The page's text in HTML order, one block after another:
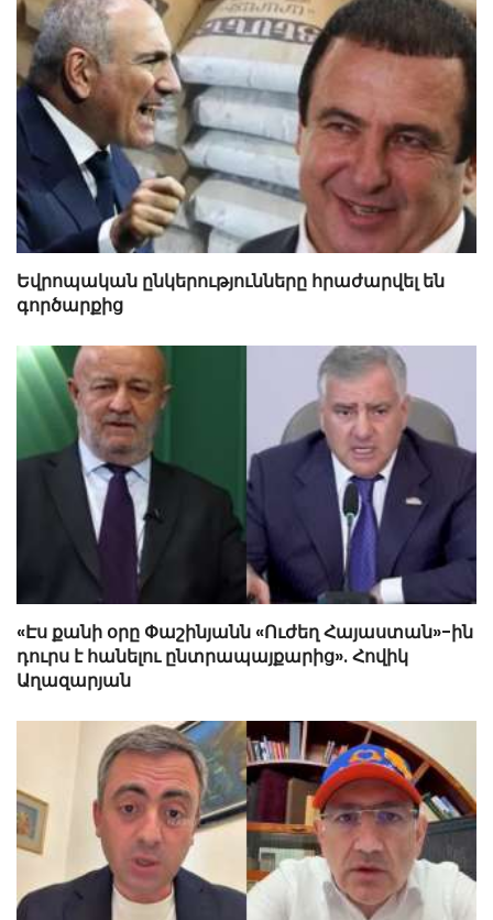
Եվրոպական ընկերությունները հրաժարվել են
գործարքից
«Էս քանի օրը Փաշինյանն «Ուժեղ Հայաստան»-ին
դուրս է հանելու ընտրապայքարից». Հովիկ
Աղազարյան